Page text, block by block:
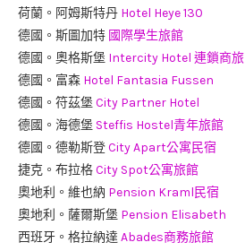
荷蘭。阿姆斯特丹 Hotel Heye 130
德國。斯圖加特 國際學生旅館
德國。奧格斯堡 Intercity Hotel 連鎖商旅
德國。富森 Hotel Fantasia Fussen
德國。符茲堡 City Partner Hotel
德國。海德堡 Steffis Hostel青年旅館
德國。德勒斯登City Apart公寓民宿
捷克。布拉格City Spot公寓旅館
奧地利。維也納 Pension Kraml民宿
奧地利。薩爾斯堡 Pension Elisabeth
西班牙。格拉納達 Abades商務旅館